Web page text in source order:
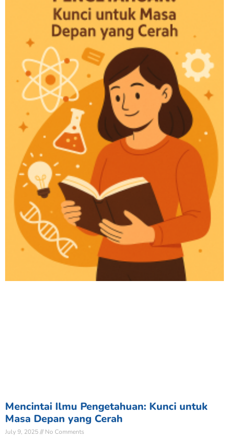
Mencintai Ilmu Pengetahuan: Kunci untuk
Masa Depan yang Cerah
July 9, 2025 No Comments